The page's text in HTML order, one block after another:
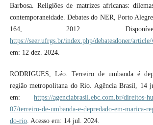
Barbosa. Religiões de matrizes africanas:
contemporaneidade. Debates do NER, Porto
164, 2012.
https://seer.ufrgs.br/index.php/debatesdoner/
em: 12 dez. 2024.
RODRIGUES, Léo. Terreiro de umbanda é
região metropolitana do Rio. Agência Brasil, 14
em:https://agenciabrasil.ebc.com.br/direitos-
07/terreiro-de-umbanda-e-depredado-em-marica-
do-rio. Acesso em: 14 jul. 2024.